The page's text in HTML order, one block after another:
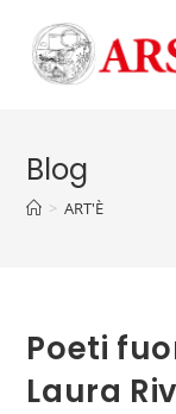
Blog
> ART'È
Poeti
Laura